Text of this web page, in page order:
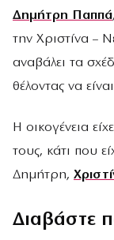
Δημήτρη Παππά
την Χριστίνα –
αναβάλει τα
θέλοντας να
Η οικογένεια
τους, κάτι που
Δημήτρη,
Διαβάστε